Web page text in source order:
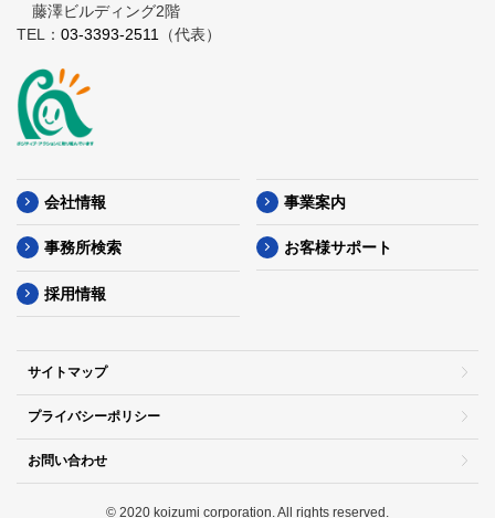
藤澤ビルディング2階
TEL： 03-3393-2511 （代表）
会社情報 事業案内
事務所検索 お客様サポート
採用情報
サイトマップ
プライバシーポリシー
お問い合わせ
© 2020 koizumi corporation. All rights reserved.